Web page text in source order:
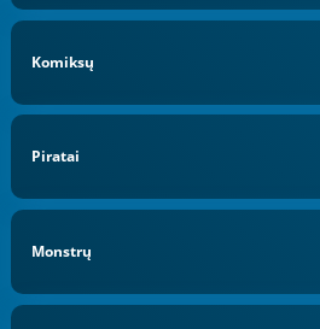
Komiksų
Piratai
Monstrų